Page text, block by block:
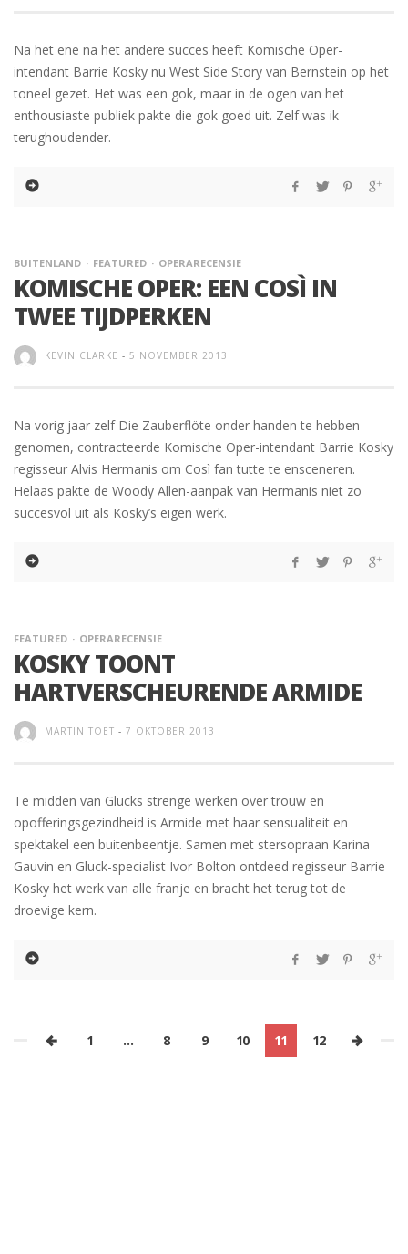
Na het ene na het andere succes heeft Komische Oper-
intendant Barrie Kosky nu West Side Story van Bernstein op het
toneel gezet. Het was een gok, maar in de ogen van het
enthousiaste publiek pakte die gok goed uit. Zelf was ik
terughoudender.
BUITENLAND FEATURED OPERARECENSIE
KOMISCHE OPER: EEN COSÌ IN
TWEE TIJDPERKEN
KEVIN CLARKE - 5 NOVEMBER 2013
Na vorig jaar zelf Die Zauberflöte onder handen te hebben
genomen, contracteerde Komische Oper-intendant Barrie Kosky
regisseur Alvis Hermanis om Così fan tutte te ensceneren.
Helaas pakte de Woody Allen-aanpak van Hermanis niet zo
succesvol uit als Kosky’s eigen werk.
FEATURED OPERARECENSIE
KOSKY TOONT
HARTVERSCHEURENDE ARMIDE
MARTIN TOET - 7 OKTOBER 2013
Te midden van Glucks strenge werken over trouw en
opofferingsgezindheid is Armide met haar sensualiteit en
spektakel een buitenbeentje. Samen met stersopraan Karina
Gauvin en Gluck-specialist Ivor Bolton ontdeed regisseur Barrie
Kosky het werk van alle franje en bracht het terug tot de
droevige kern.
1 … 8 9 10 11 12